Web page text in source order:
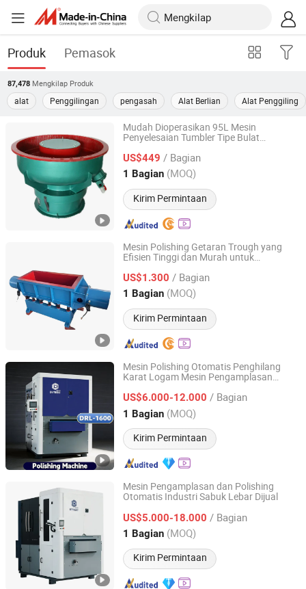
Produk Pemasok
87,478 Mengkilap Produk
alat Penggilingan pengasah Alat Berlian Alat Penggiling
Mudah Dioperasikan 95L Mesin
Penyelesaian Tumbler Tipe Bulat
Polishing Vibrasi
US$449 / Bagian
1 Bagian (MOQ)
Kirim Permintaan
Huzhou Norden Machinery Co., Ltd.
Zhejiang, China Harga mulai 2023
Mesin Polishing Getaran Trough yang
Efisien Tinggi dan Murah untuk
US$1.300 / Bagian
1 Bagian (MOQ)
Kirim Permintaan
Huzhou Norden Machinery Co., Ltd.
Zhejiang, China Harga mulai 2023
Mesin Polishing Otomatis Penghilang
Karat Logam Mesin Pengamplasan
Burr
US$6.000-12.000 / Bagian
1 Bagian (MOQ)
Kirim Permintaan
Nanjing Dyyrent Machine Technology Co., LTD
Jiangsu, China Harga mulai 2025
Mesin Pengamplasan dan Polishing
Otomatis Industri Sabuk Lebar Dijual
US$5.000-18.000 / Bagian
1 Bagian (MOQ)
Kirim Permintaan
Nanjing Dyyrent Machine Technology Co., LTD
Jiangsu, China Harga mulai 2025